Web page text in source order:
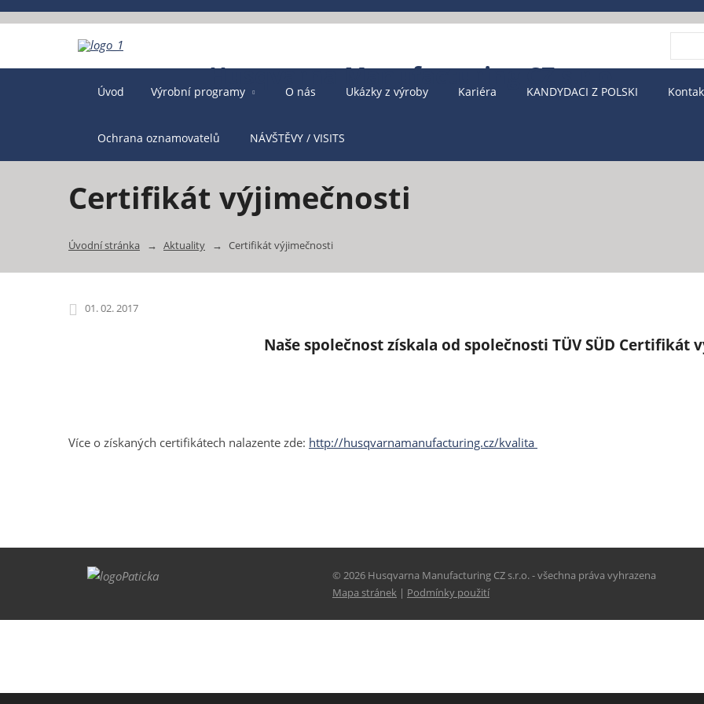
Úvod Výrobní programy O nás Ukázky z výroby Kariéra KANDYDACI Z POLSKI
Ochrana oznamovatelů NÁVŠTĚVY / VISITS
Certifikát výjimečnosti
Úvodní stránka Aktuality Certifikát výjimečnosti
01. 02. 2017
Naše společnost získala od společnosti TÜV SÜD Certifikát
Více o získaných certifikátech nalazente zde: http://husqvarnamanufacturing.cz/kvalita
© 2026 Husqvarna Manufacturing CZ s.r.o. - všechna práva vyhrazena
Mapa stránek | Podmínky použití